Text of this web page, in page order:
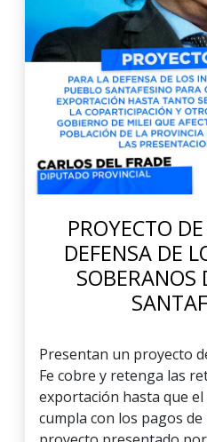
PROYECTO
DEFENSA DE
SOBERANOS
Presentan un proyecto
Fe cobre y retenga las
exportación hasta que
cumpla con los pagos